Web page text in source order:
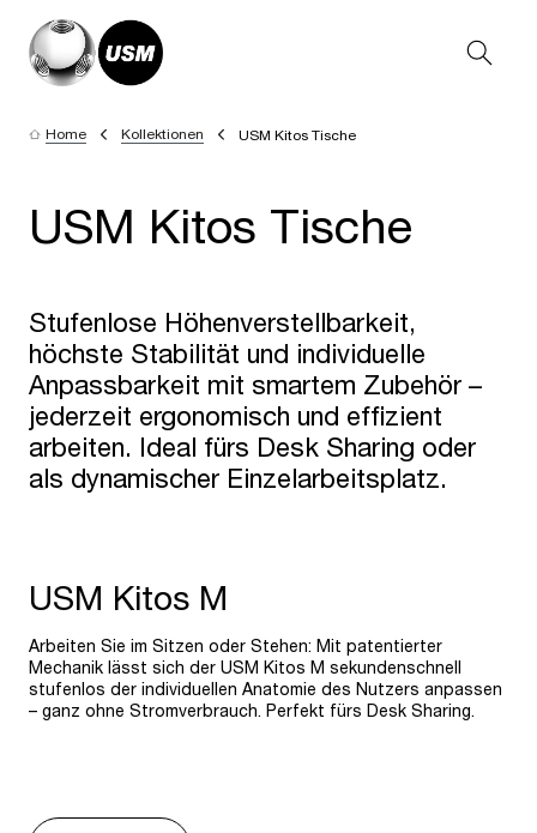
Home Kollektionen USM Kitos Tische
USM Kitos Tische
Stufenlose Höhenverstellbarkeit,
höchste Stabilität und individuelle
Anpassbarkeit mit smartem Zubehör –
jederzeit ergonomisch und effizient
arbeiten. Ideal fürs Desk Sharing oder
als dynamischer Einzelarbeitsplatz.
USM Kitos M
Arbeiten Sie im Sitzen oder Stehen: Mit patentierter
Mechanik lässt sich der USM Ki­tos M sekundenschnell
stufenlos der individuellen Anatomie des Nutzers anpassen
– ganz ohne Stromverbrauch. Perfekt fürs Desk Sharing.